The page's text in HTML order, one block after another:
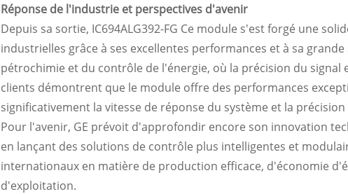
Réponse de l'industrie et perspectives d'avenir
Depuis sa sortie, IC694ALG392-FG Ce module s'est forgé une
industrielles grâce à ses excellentes performances et à sa
pétrochimie et du contrôle de l'énergie, où la précision du
clients démontrent que le module offre des performances
significativement la vitesse de réponse du système et la
Pour l'avenir, GE prévoit d'approfondir encore son innovation
en lançant des solutions de contrôle plus intelligentes et
internationaux en matière de production efficace, d'économie
d'exploitation.